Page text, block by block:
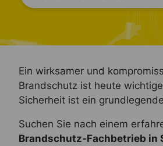
Ein wirksamer und
Brandschutz ist heute
Sicherheit ist ein
Suchen Sie nach einem
Brandschutz-Fachbetrieb in